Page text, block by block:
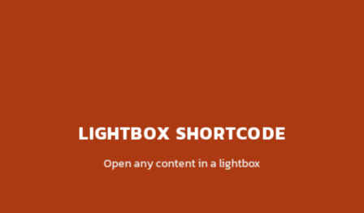
LIGHTBOX SHORTCODE
Open any content in a lightbox